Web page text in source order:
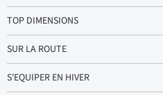
TOP DIMENSIONS
SUR LA ROUTE
S'EQUIPER EN HIVER